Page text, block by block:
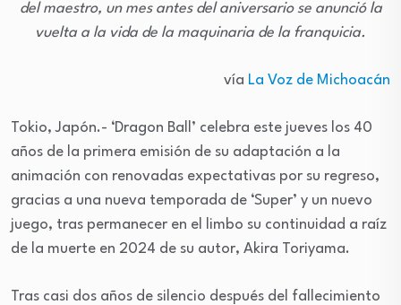
del maestro, un mes antes del aniversario se anunció la
vuelta a la vida de la maquinaria de la franquicia.
vía La Voz de Michoacán
Tokio, Japón.- ‘Dragon Ball’ celebra este jueves los 40
años de la primera emisión de su adaptación a la
animación con renovadas expectativas por su regreso,
gracias a una nueva temporada de ‘Super’ y un nuevo
juego, tras permanecer en el limbo su continuidad a raíz
de la muerte en 2024 de su autor, Akira Toriyama.
Tras casi dos años de silencio después del fallecimiento